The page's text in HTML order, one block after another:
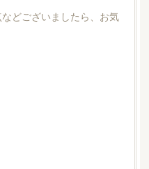
どございましたら、お気